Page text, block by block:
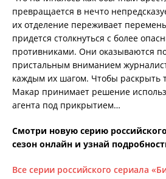
превращается в нечто
их отделение переживает
придется столкнуться с более
противниками. Они оказываются
пристальным вниманием
каждым их шагом. Чтобы раскрыть
Макар принимает решение
агента под прикрытием…
Смотри новую серию
сезон онлайн и узнай
Все серии российского сериала